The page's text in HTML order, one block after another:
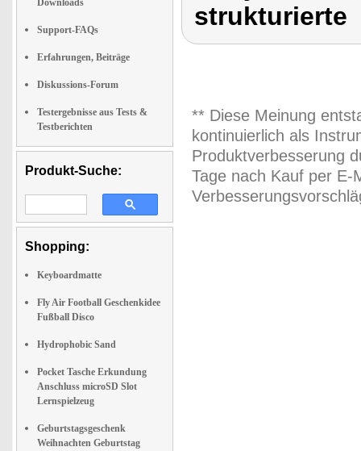
Downloads
Support-FAQs
Erfahrungen, Beiträge
Diskussions-Forum
Testergebnisse aus Tests &
Testberichten
Produkt-Suche:
Shopping:
Keyboardmatte
Fly Air Football Geschenkidee
Fußball Disco
Hydrophobic Sand
Pocket Tasche Erkundung
Anschluss microSD Slot
Lernspielzeug
Geburtstagsgeschenk
Weihnachten Geburtstag
strukturierte
** Diese Meinung
kontinuierlich als
Produktverbesserung
Tage nach Kauf per E-